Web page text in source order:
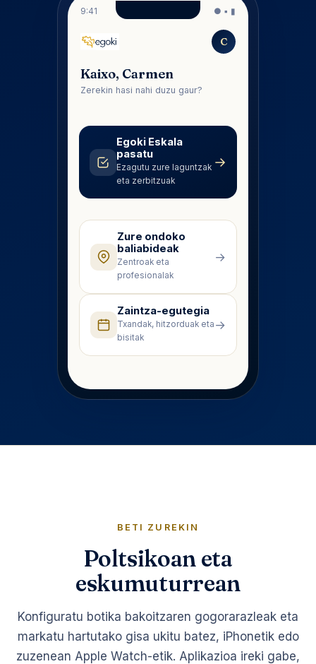
9:41 ● ▪ ▮
C
Kaixo, Carmen
Zerekin hasi nahi duzu gaur?
Egoki Eskala
pasatu
Ezagutu zure laguntzak
eta zerbitzuak
→
Zure ondoko
baliabideak
Zentroak eta
profesionalak
→
Zaintza-egutegia
Txandak, hitzorduak eta
bisitak
→
BETI ZUREKIN
Poltsikoan eta
eskumuturrean
Konfiguratu botika bakoitzaren gogorarazleak eta
markatu hartutako gisa ukitu batez, iPhonetik edo
zuzenean Apple Watch-etik. Aplikazioa ireki gabe,